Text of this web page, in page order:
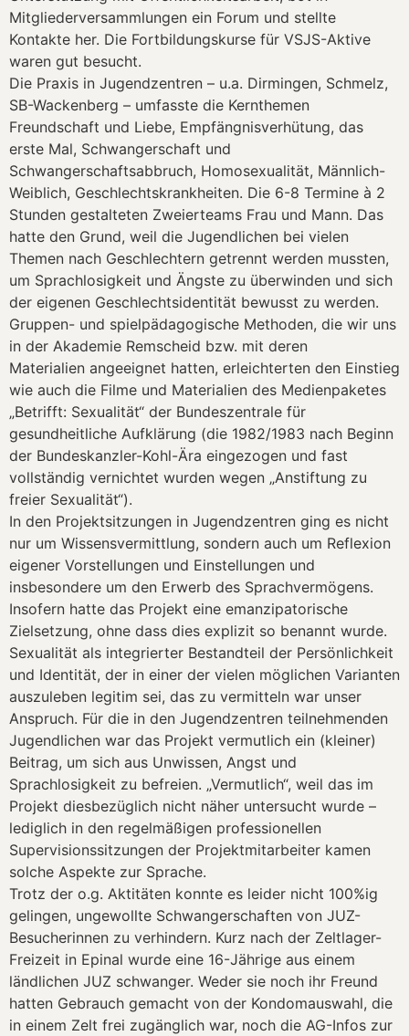
Mitgliederversammlungen ein Forum und stellte
Kontakte her. Die Fortbildungskurse für VSJS-Aktive
waren gut besucht.
Die Praxis in Jugendzentren – u.a. Dirmingen, Schmelz,
SB-Wackenberg – umfasste die Kernthemen
Freundschaft und Liebe, Empfängnisverhütung, das
erste Mal, Schwangerschaft und
Schwangerschaftsabbruch, Homosexualität, Männlich-
Weiblich, Geschlechtskrankheiten. Die 6-8 Termine à 2
Stunden gestalteten Zweierteams Frau und Mann. Das
hatte den Grund, weil die Jugendlichen bei vielen
Themen nach Geschlechtern getrennt werden mussten,
um Sprachlosigkeit und Ängste zu überwinden und sich
der eigenen Geschlechtsidentität bewusst zu werden.
Gruppen- und spielpädagogische Methoden, die wir uns
in der Akademie Remscheid bzw. mit deren
Materialien angeeignet hatten, erleichterten den Einstieg
wie auch die Filme und Materialien des Medienpaketes
„Betrifft: Sexualität“ der Bundeszentrale für
gesundheitliche Aufklärung (die 1982/1983 nach Beginn
der Bundeskanzler-Kohl-Ära eingezogen und fast
vollständig vernichtet wurden wegen „Anstiftung zu
freier Sexualität“).
In den Projektsitzungen in Jugendzentren ging es nicht
nur um Wissensvermittlung, sondern auch um Reflexion
eigener Vorstellungen und Einstellungen und
insbesondere um den Erwerb des Sprachvermögens.
Insofern hatte das Projekt eine emanzipatorische
Zielsetzung, ohne dass dies explizit so benannt wurde.
Sexualität als integrierter Bestandteil der Persönlichkeit
und Identität, der in einer der vielen möglichen Varianten
auszuleben legitim sei, das zu vermitteln war unser
Anspruch. Für die in den Jugendzentren teilnehmenden
Jugendlichen war das Projekt vermutlich ein (kleiner)
Beitrag, um sich aus Unwissen, Angst und
Sprachlosigkeit zu befreien. „Vermutlich“, weil das im
Projekt diesbezüglich nicht näher untersucht wurde –
lediglich in den regelmäßigen professionellen
Supervisionssitzungen der Projektmitarbeiter kamen
solche Aspekte zur Sprache.
Trotz der o.g. Aktitäten konnte es leider nicht 100%ig
gelingen, ungewollte Schwangerschaften von JUZ-
Besucherinnen zu verhindern. Kurz nach der Zeltlager-
Freizeit in Epinal wurde eine 16-Jährige aus einem
ländlichen JUZ schwanger. Weder sie noch ihr Freund
hatten Gebrauch gemacht von der Kondomauswahl, die
in einem Zelt frei zugänglich war, noch die AG-Infos zur